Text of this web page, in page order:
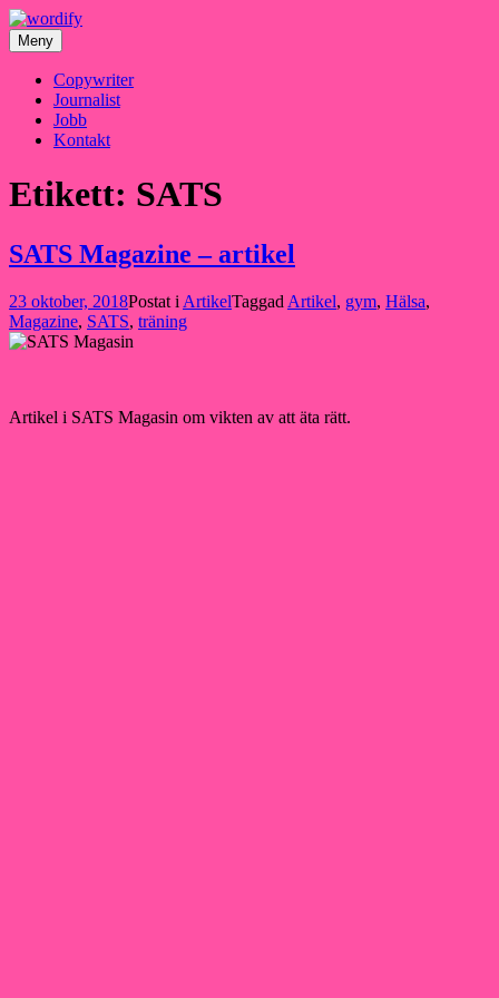
Hoppa
till
innehåll
Meny
Copywriter
Journalist
Jobb
Kontakt
Etikett: SATS
SATS Magazine – artikel
23 oktober, 2018Postat i ArtikelTaggad Artikel, gym, Hälsa,
Magazine, SATS, träning
Artikel i SATS Magasin om vikten av att äta rätt.